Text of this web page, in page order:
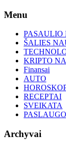
Skip
content
Menu
PASAULIO
ŠALIES
KRIPTO
Finansai
AUTO
RECEPTAI
SVEIKATA
Archyvai